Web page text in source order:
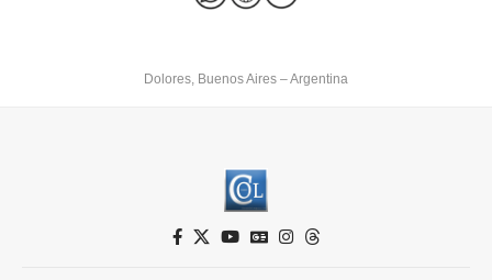
Dolores, Buenos Aires – Argentina